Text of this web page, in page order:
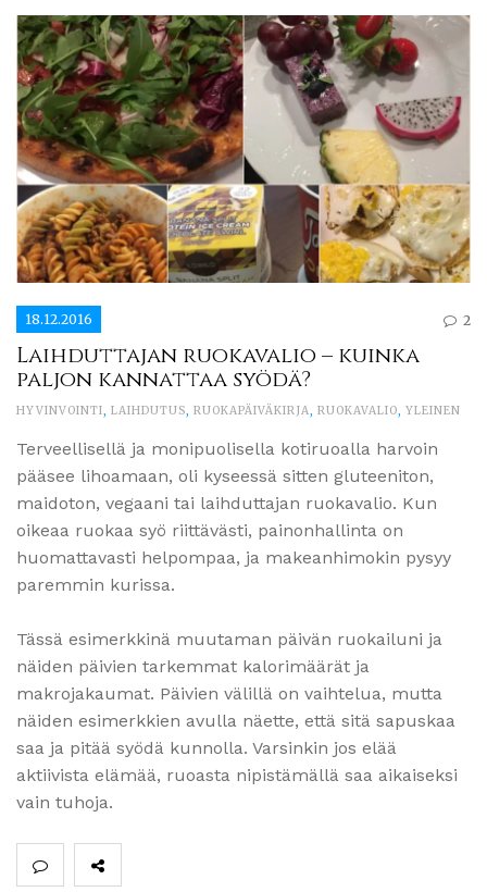
18.12.2016 2
Laihduttajan ruokavalio – kuinka
paljon kannattaa syödä?
HYVINVOINTI, LAIHDUTUS, RUOKAPÄIVÄKIRJA, RUOKAVALIO, YLEINEN
Terveellisellä ja monipuolisella kotiruoalla harvoin
pääsee lihoamaan, oli kyseessä sitten gluteeniton,
maidoton, vegaani tai laihduttajan ruokavalio. Kun
oikeaa ruokaa syö riittävästi, painonhallinta on
huomattavasti helpompaa, ja makeanhimokin pysyy
paremmin kurissa.
Tässä esimerkkinä muutaman päivän ruokailuni ja
näiden päivien tarkemmat kalorimäärät ja
makrojakaumat. Päivien välillä on vaihtelua, mutta
näiden esimerkkien avulla näette, että sitä sapuskaa
saa ja pitää syödä kunnolla. Varsinkin jos elää
aktiivista elämää, ruoasta nipistämällä saa aikaiseksi
vain tuhoja.